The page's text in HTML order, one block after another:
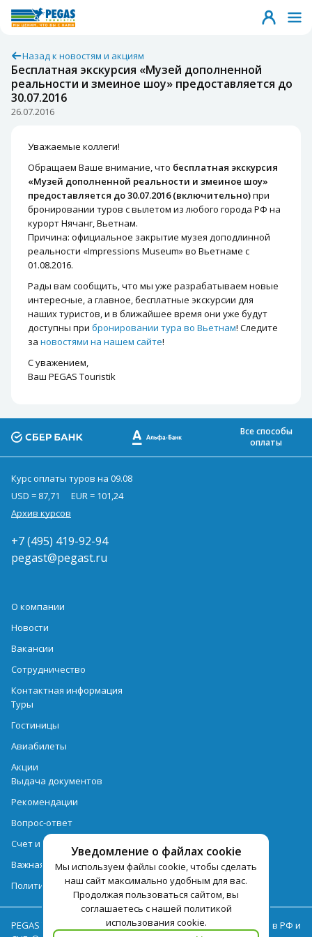
Назад к новостям и акциям
Бесплатная экскурсия «Музей дополненной
реальности и змеиное шоу» предоставляется до
30.07.2016
26.07.2016
Уважаемые коллеги!
Обращаем Ваше внимание, что бесплатная экскурсия
«Музей дополненной реальности и змеиное шоу»
предоставляется до 30.07.2016 (включительно)при
бронировании туров с вылетом из любого города РФ на
курорт Нячанг, Вьетнам.
Причина: официальное закрытие музея доподлинной
реальности «Impressions Museum» во Вьетнаме с
01.08.2016.
Рады вам сообщить, что мы уже разрабатываем новые
интересные, а главное, бесплатные экскурсии для
наших туристов, и в ближайшее время они уже будут
доступны при бронировании тура во Вьетнам! Следите
за новостями на нашем сайте!
С уважением,
Ваш PEGAS Touristik
Уведомление о файлах cookie
Мы используем файлы cookie, чтобы сделать
наш сайт максимально удобным для вас.
Продолжая пользоваться сайтом, вы
соглашаетесь с нашей политикой
использования cookie.
Все способы
оплаты
Курс оплаты туров на 09.08
USD = 87,71
EUR = 101,24
Архив курсов
+7 (495) 419-92-94
pegast@pegast.ru
О компании
Новости
Вакансии
Сотрудничество
Контактная информация
Туры
Гостиницы
Авиабилеты
Акции
Выдача документов
Рекомендации
Вопрос-ответ
Счет и оплата
Важная информация по турпродукту
Политика обработки персональных данных
PEGAS Touristik — ведущий оператор туристических услуг в РФ и